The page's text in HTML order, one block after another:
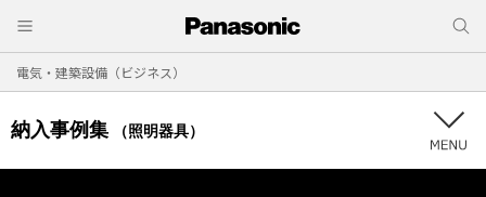
電気・建築設備（ビジネス）
納入事例集 （照明器具）